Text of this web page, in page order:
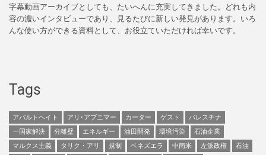
字幕動画アーカイブとしても、たいへんに充実してきました。どれも内
容の濃いインタビューであり、見るたびに新しい発見があります。いろ
んな使い方ができる資料として、お役立ていただければ幸いです。
Tags
アパルトヘイト アリ･アブニマー カーター ゲスト
パレスチナ
一国家解決
分離壁 エネルギー 油田開発 環境汚染
石油企業
マルクス主義
タリク・アリ 規制 ベネズエラ 中南米 左派政権
石油